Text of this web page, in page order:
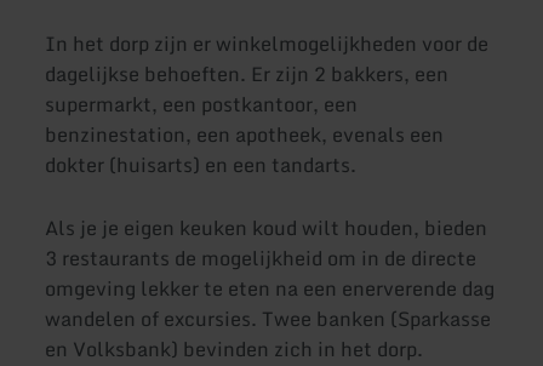
In het dorp zijn er winkelmogelijkheden voor de
dagelijkse behoeften. Er zijn 2 bakkers, een
supermarkt, een postkantoor, een
benzinestation, een apotheek, evenals een
dokter (huisarts) en een tandarts.
Als je je eigen keuken koud wilt houden, bieden
3 restaurants de mogelijkheid om in de directe
omgeving lekker te eten na een enerverende dag
wandelen of excursies. Twee banken (Sparkasse
en Volksbank) bevinden zich in het dorp.